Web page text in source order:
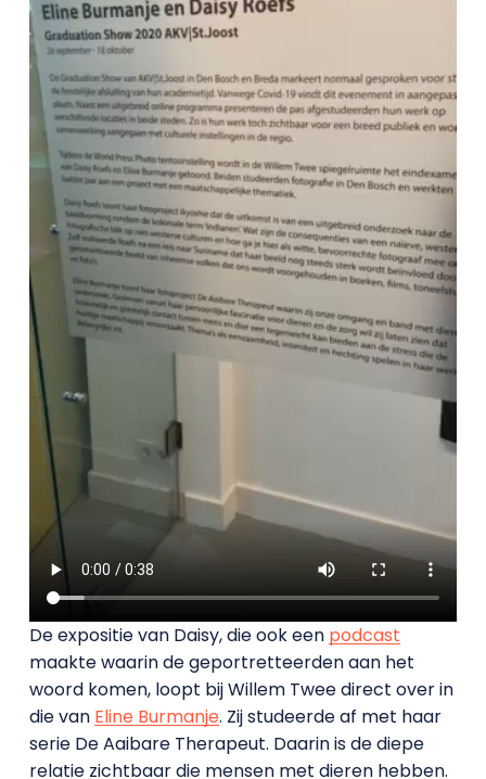
De expositie van Daisy, die ook een podcast
maakte waarin de geportretteerden aan het
woord komen, loopt bij Willem Twee direct over in
die van Eline Burmanje. Zij studeerde af met haar
serie De Aaibare Therapeut. Daarin is de diepe
relatie zichtbaar die mensen met dieren hebben.